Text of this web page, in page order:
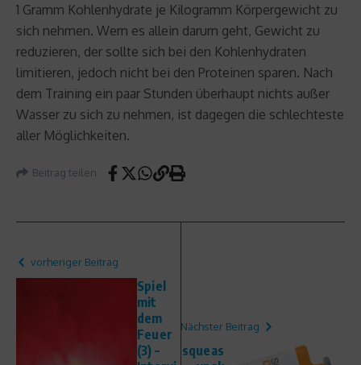
1 Gramm Kohlenhydrate je Kilogramm Körpergewicht zu
sich nehmen. Wem es allein darum geht, Gewicht zu
reduzieren, der sollte sich bei den Kohlenhydraten
limitieren, jedoch nicht bei den Proteinen sparen. Nach
dem Training ein paar Stunden überhaupt nichts außer
Wasser zu sich zu nehmen, ist dagegen die schlechteste
aller Möglichkeiten.
Beitrag teilen
vorheriger Beitrag
Spiel
mit
dem
Feuer
(3) –
Nächster Beitrag
squeas